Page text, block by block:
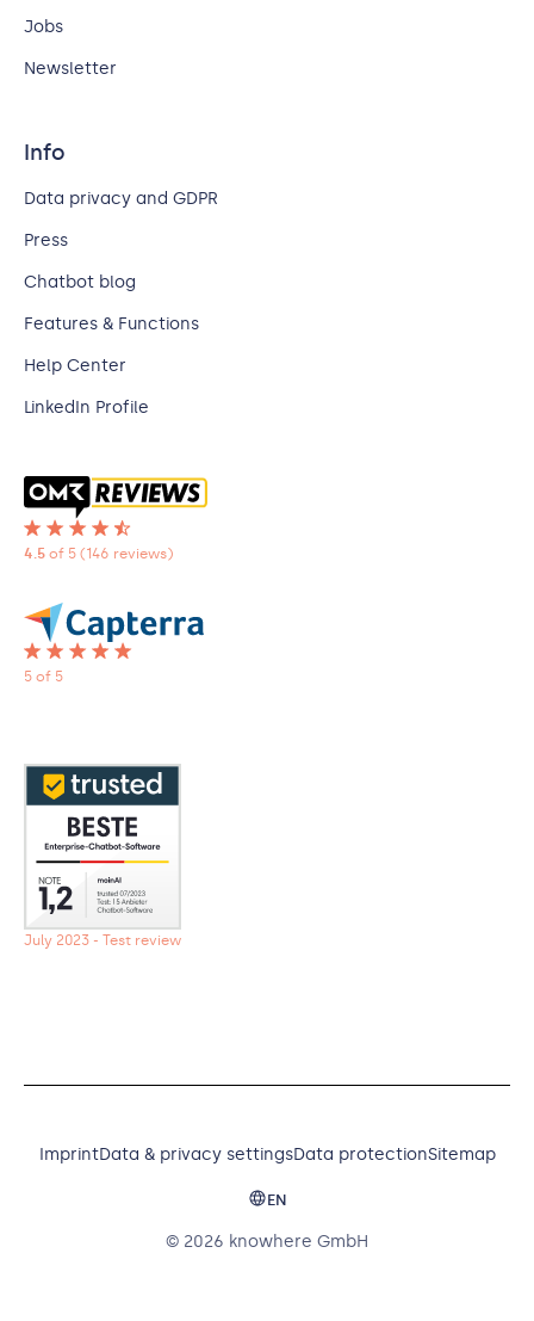
Jobs
Newsletter
Info
Data privacy and GDPR
Press
Chatbot blog
Features & Functions
Help Center
LinkedIn Profile
4.5 of 5 (146 reviews)
5 of 5
July 2023 - Test review
© 2026 knowhere GmbH
ImprintData & privacy settingsData protectionSitemap
EN